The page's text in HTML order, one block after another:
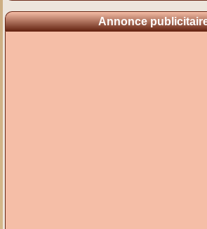
Annonce